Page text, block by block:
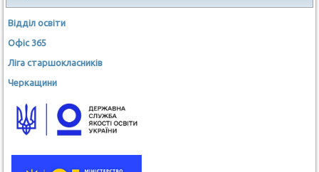
Відділ освіти
Офіс 365
Ліга старшокласників
Черкащини